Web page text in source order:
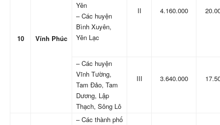
10 Vĩnh Phúc
Yên
– Các huyện
Bình Xuyên,
Yên Lạc
II 4.160.000
– Các huyện
Vĩnh Tường,
Tam Đảo, Tam
Dương, Lập
Thạch, Sông Lô
III 3.640.000
– Các thành phố